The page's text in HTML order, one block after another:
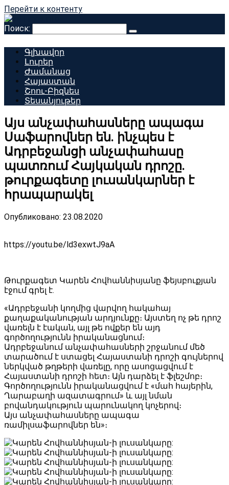
Перейти к контенту
Поиск:
Գլխավոր
Լուրեր
Ժամանաց
Հայաստան
Շոու-Բիզնես
Տեսանյութեր
Այս անչափահասները ապագա
Սաֆարովներ են․ ինչպես է
Ադրբեջանցի անչափահասը
պատռում Հայկական դրոշը.
թուրքագետը լուսանկարներ է
հրապարակել
Опубликовано: 23.08.2020
https://youtu.be/ld3exwtJ9aA
Թուրքագետ Կարեն Հովհաննիսյանը ֆեյսբուքյան
էջում գրել է․
«Ադրբեջանի կողմից վարվող հակահայ
քաղաքականության արդյունքը։ Այստեղ ոչ թե դրոշ
վառելն է էական, այլ թե ովքեր են այդ
գործողությունն իրականացնում։
Ադրբեջանում անչափահասների շրջանում մեծ
տարածում է ստացել Հայաստանի դրոշի գույներով
ներկված թղթերի վառելը, որը ասոցացվում է
Հայաստանի դրոշի հետ։ Այն դարձել է ֆլեշմոբ։
Գործողությունն իրականացվում է «մահ հայերին,
Ղարաբաղի ազատագրում» և այլ նման
բովանդակություն պարունակող կոչերով։
Այս անչափահասները ապագա
ռամիլսաֆարովներ են»։